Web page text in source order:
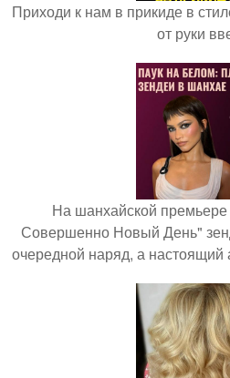
Приходи к нам в прикиде в
от руки
На шанхайской
Совершенно Новый День"
очередной наряд, а